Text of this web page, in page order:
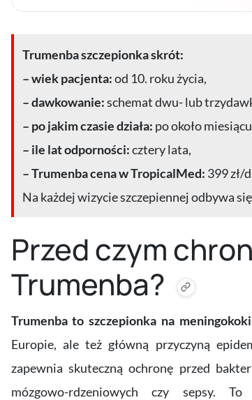
Trumenba szczepionka skrót:
– wiek pacjenta:od 10. roku życia,
– dawkowanie:schemat dwu- lub
– po jakim czasie działa: po około
– ile lat odporności:cztery lata,
– Trumenba cena w TropicalMed: 399 zł/
Na każdej wizycie szczepiennej odbywa
Przed czym
Trumenba?
Trumenba to szczepionka na
Europie, ale też główną przyczyną
zapewnia skuteczną ochronę przed
mózgowo-rdzeniowych czy sepsy.